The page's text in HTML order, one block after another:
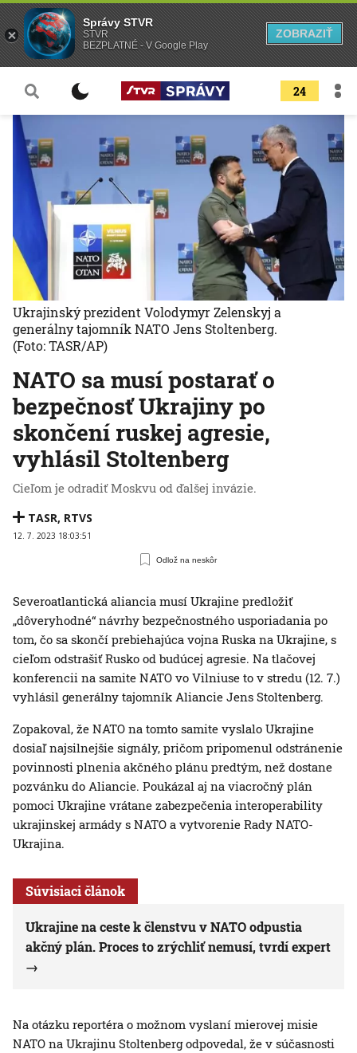
24
NATO sa musí postarať o
bezpečnosť Ukrajiny po
skončení ruskej agresie,
vyhlásil Stoltenberg
Cieľom je odradiť Moskvu od ďalšej invázie.
TASR, RTVS
12. 7. 2023 18:03:51
Odlož na neskôr
Ukrajinský prezident Volodymyr Zelenskyj a
generálny tajomník NATO Jens Stoltenberg.
(Foto: TASR/AP)
Severoatlantická aliancia musí Ukrajine predložiť
„dôveryhodné“ návrhy bezpečnostného usporiadania po
tom, čo sa skončí prebiehajúca vojna Ruska na Ukrajine, s
cieľom odstrašiť Rusko od budúcej agresie. Na tlačovej
konferencii na samite NATO vo Vilniuse to v stredu (12. 7.)
vyhlásil generálny tajomník Aliancie Jens Stoltenberg.
Zopakoval, že NATO na tomto samite vyslalo Ukrajine
dosiaľ najsilnejšie signály, pričom pripomenul odstránenie
povinnosti plnenia akčného plánu predtým, než dostane
pozvánku do Aliancie. Poukázal aj na viacročný plán
pomoci Ukrajine vrátane zabezpečenia interoperability
ukrajinskej armády s NATO a vytvorenie Rady NATO-
Ukrajina.
Súvisiaci článok
Ukrajine na ceste k členstvu v NATO odpustia
akčný plán. Proces to zrýchliť nemusí, tvrdí expert
Na otázku reportéra o možnom vyslaní mierovej misie
NATO na Ukrajinu Stoltenberg odpovedal, že v súčasnosti
Správy STVR
STVR
BEZPLATNÉ - V Google Play
ZOBRAZIŤ